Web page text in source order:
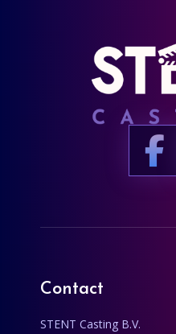
Contact
STENT Casting B.V.